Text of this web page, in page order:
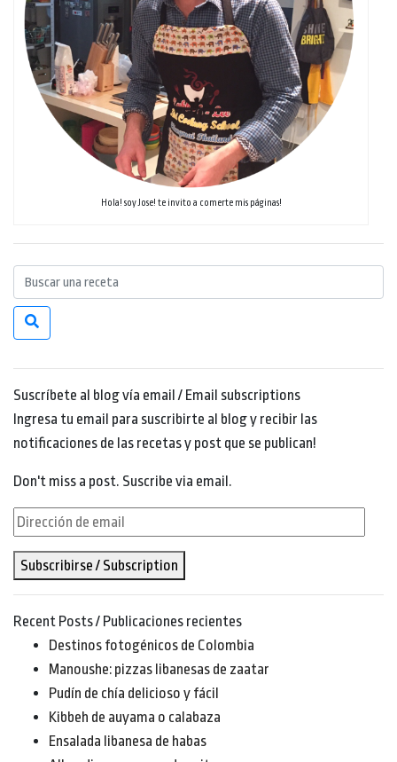
Hola! soy Jose! te invito a comerte mis páginas!
Suscríbete al blog vía email / Email subscriptions
Ingresa tu email para suscribirte al blog y recibir las
notificaciones de las recetas y post que se publican!
Don't miss a post. Suscribe via email.
Dirección
email
Subscribirse / Subscription
Recent Posts / Publicaciones recientes
Destinos fotogénicos de Colombia
Manoushe: pizzas libanesas de zaatar
Pudín de chía delicioso y fácil
Kibbeh de auyama o calabaza
Ensalada libanesa de habas